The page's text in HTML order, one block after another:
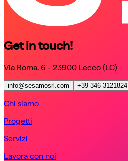
Get in touch!
Via Roma, 6 - 23900 Lecco (LC)
info@sesamosrl.com +39 346 3121824
Chi siamo
Progetti
Servizi
Lavora con noi